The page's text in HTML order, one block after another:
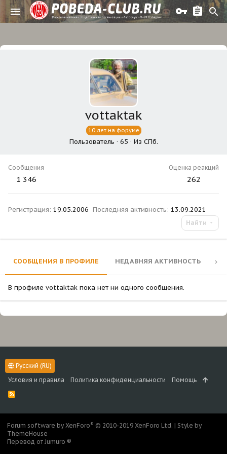
vottaktak
10 лет на форуме
Пользователь · 65 · Из СПб.
Сообщения
1 346
Оценка реакций
262
Регистрация 19.05.2006 Последняя активность 13.09.2021
Найти
СООБЩЕНИЯ В ПРОФИЛЕ НЕДАВНЯЯ АКТИВНОСТЬ
В профиле vottaktak пока нет ни одного сообщения.
Русский (RU)
Условия и правила
Политика конфиденциальности Помощь
R
S
Forum software by XenForo® © 2010-2019 XenForo Ltd. | Style by
ThemeHouse
Перевод от Jumuro ®